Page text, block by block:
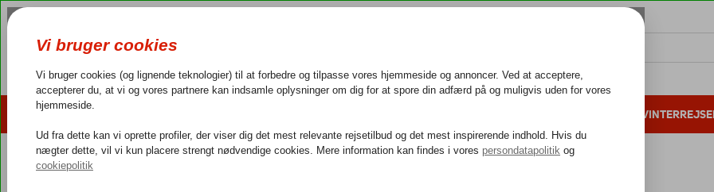
4,3/5 på Trustpilot Dansk guideservice 40.000 danske gæster i 2025 25 års erfaring